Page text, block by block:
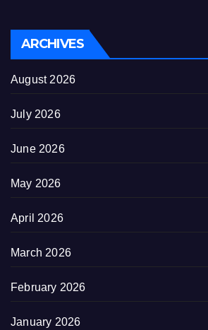
ARCHIVES
August 2026
July 2026
June 2026
May 2026
April 2026
March 2026
February 2026
January 2026